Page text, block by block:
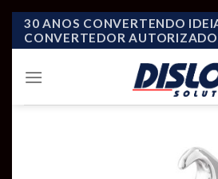
Skip
30 ANOS CONVERTENDO
CONVERTEDOR